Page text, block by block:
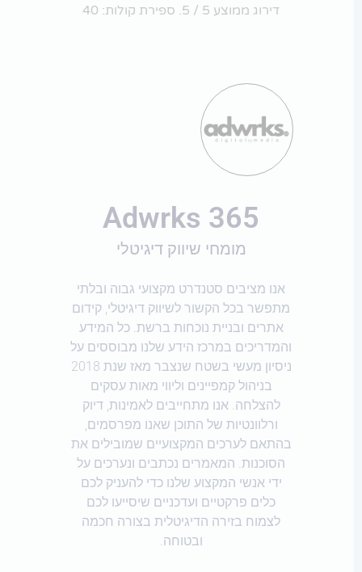
דירוג ממוצע5/ 5. ספירת קולות: 40
Adwrks 365
מומחי שיווק דיגיטלי
אנו מציבים סטנדרט מקצועי גבוה ובלתי
מתפשר בכל הקשור לשיווק דיגיטלי, קידום
אתרים ובניית נוכחות ברשת. כל המידע
והמדריכים במרכז הידע שלנו מבוססים על
ניסיון מעשי בשטח שנצבר מאז שנת 2018
בניהול קמפיינים וליווי מאות עסקים
להצלחה. אנו מתחייבים לאמינות, דיוק
ורלוונטיות של התוכן שאנו מפרסמים,
בהתאם לערכים המקצועיים שמובילים את
הסוכנות. המאמרים נכתבים ונערכים על
ידי אנשי המקצוע שלנו כדי להעניק לכם
כלים פרקטיים ועדכניים שיסייעו לכם
לצמוח בזירה הדיגיטלית בצורה חכמה
ובטוחה.